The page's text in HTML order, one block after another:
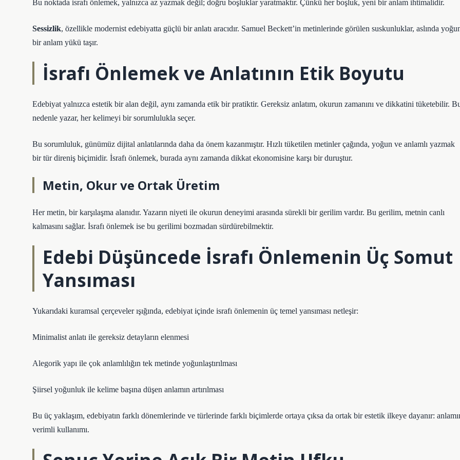
Bu noktada israfı önlemek, yalnızca az yazmak değil; doğru boşluklar yaratmaktır. Çünkü her boşluk, yeni bir anlam ihtimalidir.
Sessizlik, özellikle modernist edebiyatta güçlü bir anlatı aracıdır. Samuel Beckett’in metinlerinde görülen suskunluklar, aslında
bir anlam yükü taşır.
İsrafı Önlemek ve Anlatının Etik Boyutu
Edebiyat yalnızca estetik bir alan değil, aynı zamanda etik bir pratiktir. Gereksiz anlatım, okurun zamanını ve dikkatini tüketebilir.
nedenle yazar, her kelimeyi bir sorumlulukla seçer.
Bu sorumluluk, günümüz dijital anlatılarında daha da önem kazanmıştır. Hızlı tüketilen metinler çağında, yoğun ve anlamlı yazmak
bir tür direniş biçimidir. İsrafı önlemek, burada aynı zamanda dikkat ekonomisine karşı bir duruştur.
Metin, Okur ve Ortak Üretim
Her metin, bir karşılaşma alanıdır. Yazarın niyeti ile okurun deneyimi arasında sürekli bir gerilim vardır. Bu gerilim, metnin canlı
kalmasını sağlar. İsrafı önlemek ise bu gerilimi bozmadan sürdürebilmektir.
Edebi Düşüncede İsrafı Önlemenin Üç Somut
Yansıması
Yukarıdaki kuramsal çerçeveler ışığında, edebiyat içinde israfı önlemenin üç temel yansıması netleşir:
Minimalist anlatı ile gereksiz detayların elenmesi
Alegorik yapı ile çok anlamlılığın tek metinde yoğunlaştırılması
Şiirsel yoğunluk ile kelime başına düşen anlamın artırılması
Bu üç yaklaşım, edebiyatın farklı dönemlerinde ve türlerinde farklı biçimlerde ortaya çıksa da ortak bir estetik ilkeye dayanır:
verimli kullanımı.